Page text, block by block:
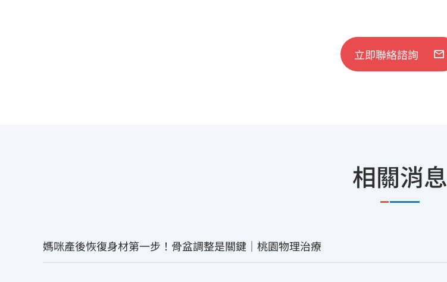
立即聯絡諮詢
相關消息
媽咪產後恢復身材第一步！骨盆調整是關鍵｜桃園物理治療